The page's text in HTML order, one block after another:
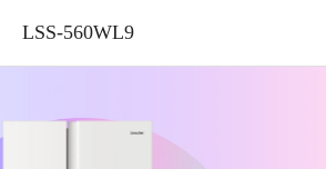
LSS-560WL9